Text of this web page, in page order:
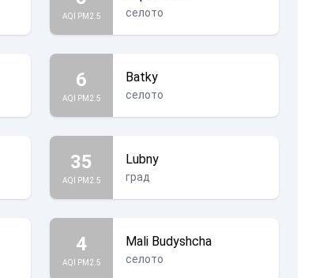
AQI PM2.5 селото
6
AQI PM2.5
Batky
селото
35
AQI PM2.5
Lubny
град
4
AQI PM2.5
Mali Budyshcha
селото